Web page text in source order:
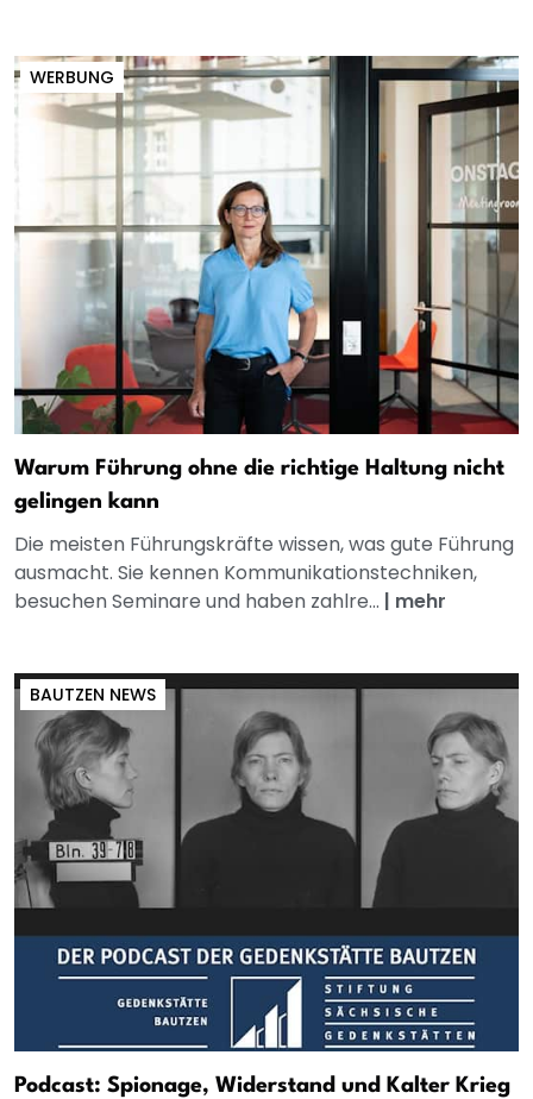
WERBUNG
Warum Führung ohne die richtige Haltung nicht
gelingen kann
Die meisten Führungskräfte wissen, was gute Führung
ausmacht. Sie kennen Kommunikationstechniken,
besuchen Seminare und haben zahlre... | mehr
BAUTZEN NEWS
Podcast: Spionage, Widerstand und Kalter Krieg